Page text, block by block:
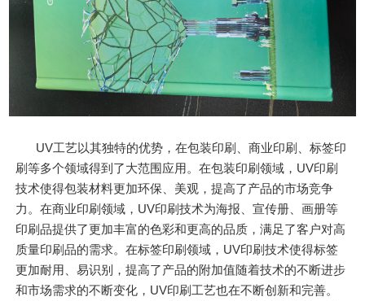
UV工艺以其独特的优势，在包装印刷、商业印刷、标签印
刷等多个领域得到了大范围应用。在包装印刷领域，UV印刷
技术使得包装材料更加环保、美观，提高了产品的市场竞争
力。在商业印刷领域，UV印刷技术为海报、宣传册、画册等
印刷品提供了更加丰富的色彩和更高的品质，满足了客户对高
质量印刷品的需求。在标签印刷领域，UV印刷技术使得标签
更加耐用、易识别，提高了产品的附加值随着技术的不断进步
和市场需求的不断变化，UV印刷工艺也在不断创新和完善。